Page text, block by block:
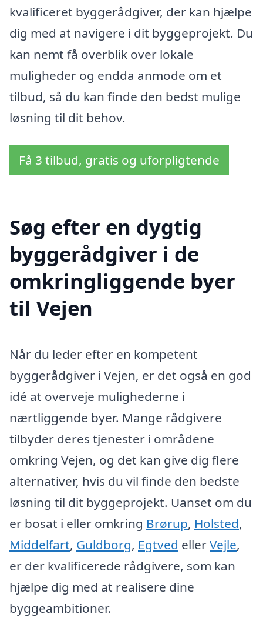
kvalificeret byggerådgiver, der kan hjælpe
dig med at navigere i dit byggeprojekt. Du
kan nemt få overblik over lokale
muligheder og endda anmode om et
tilbud, så du kan finde den bedst mulige
løsning til dit behov.
Få 3 tilbud, gratis og uforpligtende
Søg efter en dygtig
byggerådgiver i de
omkringliggende byer
til Vejen
Når du leder efter en kompetent
byggerådgiver i Vejen, er det også en god
idé at overveje mulighederne i
nærtliggende byer. Mange rådgivere
tilbyder deres tjenester i områdene
omkring Vejen, og det kan give dig flere
alternativer, hvis du vil finde den bedste
løsning til dit byggeprojekt. Uanset om du
er bosat i eller omkring Brørup, Holsted,
Middelfart, Guldborg, Egtved ellerVejle,
er der kvalificerede rådgivere, som kan
hjælpe dig med at realisere dine
byggeambitioner.